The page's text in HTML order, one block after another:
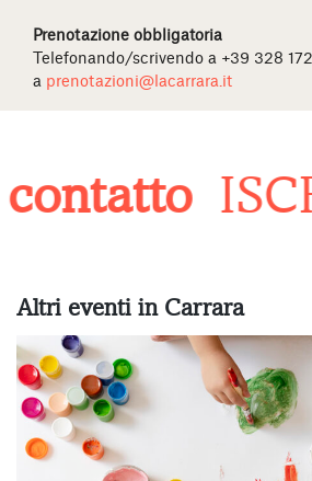
Prenotazione obbligatoria
Telefonando/scrivendo a +39 328
a prenotazioni@lacarrara.it
Altri eventi in Carrara